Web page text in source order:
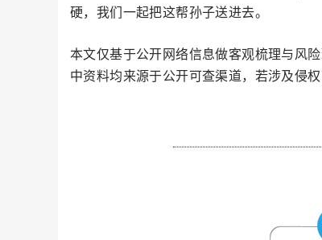
硬，我们一起把这帮孙子送进去。
本文仅基于公开网络信息做客观梳理与风
中资料均来源于公开可查渠道，若涉及侵